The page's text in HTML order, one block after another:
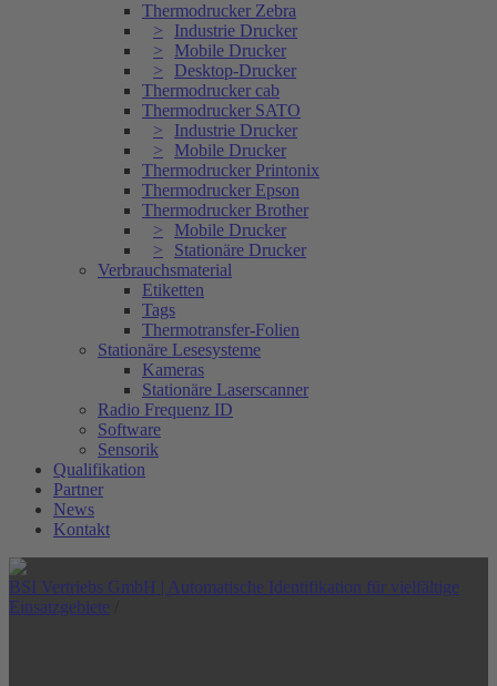
Thermodrucker Zebra
Industrie Drucker
Mobile Drucker
Desktop-Drucker
Thermodrucker cab
Thermodrucker SATO
Industrie Drucker
Mobile Drucker
Thermodrucker Printonix
Thermodrucker Epson
Thermodrucker Brother
Mobile Drucker
Stationäre Drucker
Verbrauchsmaterial
Etiketten
Tags
Thermotransfer-Folien
Stationäre Lesesysteme
Kameras
Stationäre Laserscanner
Radio Frequenz ID
Software
Sensorik
Qualifikation
Partner
News
Kontakt
BSI Vertriebs GmbH | Automatische Identifikation für vielfältige
Einsatzgebiete